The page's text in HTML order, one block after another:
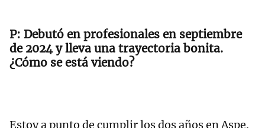
Debutó en profesionales en septiembre
de 2024 y lleva una trayectoria bonita.
¿Cómo se está viendo?
Estoy a punto de cumplir los dos años en Aspe.